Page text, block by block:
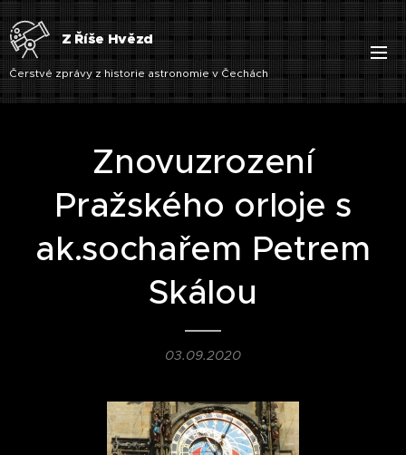
Z Říše Hvězd
Čerstvé zprávy z historie astronomie v Čechách
Znovuzrození
Pražského orloje s
ak.sochařem Petrem
Skálou
03.09.2020